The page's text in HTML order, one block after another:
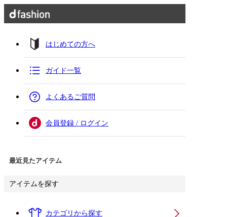
はじめての方へ
ガイド一覧
よくあるご質問
会員登録 / ログイン
最近見たアイテム
アイテムを探す
カテゴリから探す